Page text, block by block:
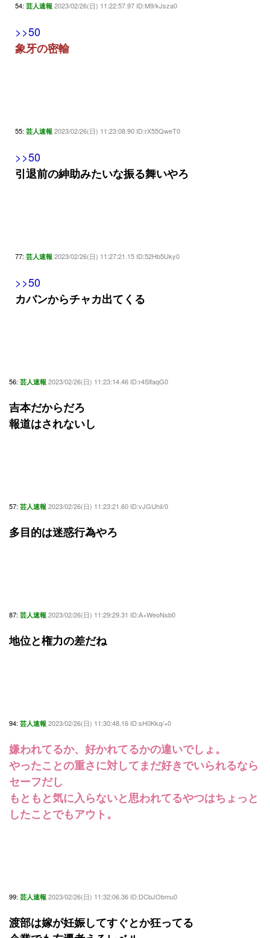
54: 芸人速報 2023/02/26(日) 11:22:57.97 ID:M9/kJsza0
>>50
象牙の密輸
55: 芸人速報 2023/02/26(日) 11:23:08.90 ID:rX55QweT0
>>50
引退前の紳助みたいな振る舞いやろ
77: 芸人速報 2023/02/26(日) 11:27:21.15 ID:52Hb5Uky0
>>50
カバンからチャカ出てくる
56: 芸人速報 2023/02/26(日) 11:23:14.46 ID:r4SlfaqG0
吉本だからだろ
報道はされないし
57: 芸人速報 2023/02/26(日) 11:23:21.60 ID:vJGUhiI/0
多目的は迷惑行為やろ
87: 芸人速報 2023/02/26(日) 11:29:29.31 ID:A+WeoNsb0
地位と権力の差だね
94: 芸人速報 2023/02/26(日) 11:30:48.16 ID:sH0Kkq/+0
嫌われてるか、好かれてるかの違いでしょ。
やったことの重さに対してまだ好きでいられるなら
セーフだし
もともと気に入らないと思われてるやつはちょっと
したことでもアウト。
99: 芸人速報 2023/02/26(日) 11:32:06.36 ID:DCbJObmu0
渡部は嫁が妊娠してすぐとか狂ってる